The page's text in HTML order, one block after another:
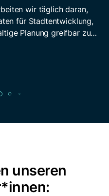
wir täglich daran,
für Stadtentwicklung,
Planung greifbar zu…
unseren